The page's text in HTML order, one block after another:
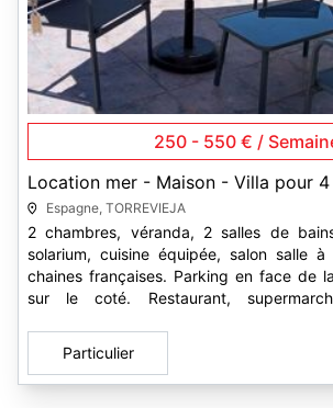
250 - 550 € /
Location mer - Maison - Villa pour 4
Espagne, TORREVIEJA
2 chambres, véranda, 2 salles de
solarium, cuisine équipée, salon salle à
chaines françaises. Parking en face de
sur le coté. Restaurant, supermarché, commerce à
Particulier